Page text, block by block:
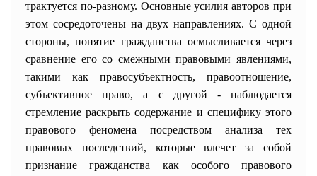
трактуется по-разному. Основные усилия авторов при
этом сосредоточены на двух направлениях. С одной
стороны, понятие гражданства осмысливается через
сравнение его со смежными правовыми явлениями,
такими как правосубъектность, правоотношение,
субъективное право, а с другой - наблюдается
стремление раскрыть содержание и специфику этого
правового феномена посредством анализа тех
правовых последствий, которые влечет за собой
признание гражданства как особого правового